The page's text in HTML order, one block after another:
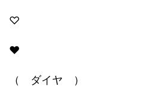
♡
♥
（ ダイヤ ）